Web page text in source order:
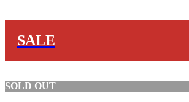
SALE
SOLD OUT